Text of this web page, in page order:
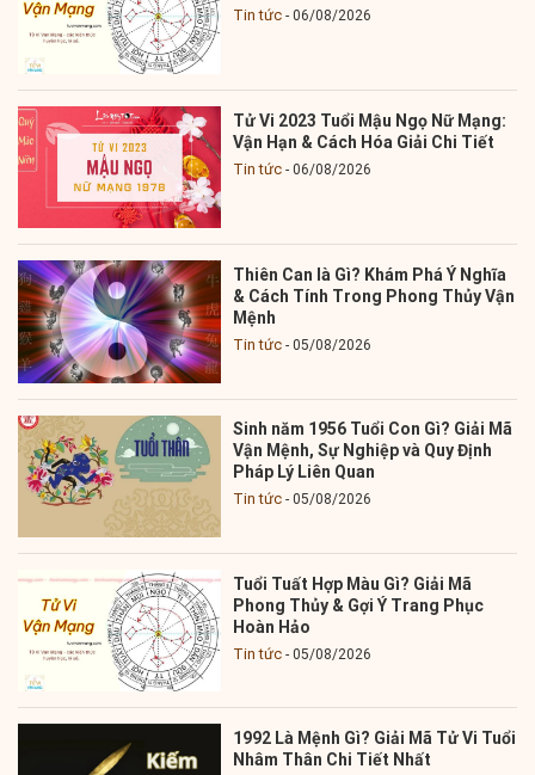
Tin tức 06/08/2026
Tử Vi 2023 Tuổi Mậu Ngọ Nữ Mạng:
Vận Hạn & Cách Hóa Giải Chi Tiết
Tin tức 06/08/2026
Thiên Can là Gì? Khám Phá Ý Nghĩa
& Cách Tính Trong Phong Thủy Vận
Mệnh
Tin tức 05/08/2026
Sinh năm 1956 Tuổi Con Gì? Giải Mã
Vận Mệnh, Sự Nghiệp và Quy Định
Pháp Lý Liên Quan
Tin tức 05/08/2026
Tuổi Tuất Hợp Màu Gì? Giải Mã
Phong Thủy & Gợi Ý Trang Phục
Hoàn Hảo
Tin tức 05/08/2026
1992 Là Mệnh Gì? Giải Mã Tử Vi Tuổi
Nhâm Thân Chi Tiết Nhất